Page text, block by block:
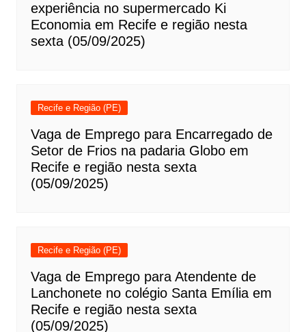
experiência no supermercado Ki
Economia em Recife e região nesta
sexta (05/09/2025)
Recife e Região (PE)
Vaga de Emprego para Encarregado de
Setor de Frios na padaria Globo em
Recife e região nesta sexta
(05/09/2025)
Recife e Região (PE)
Vaga de Emprego para Atendente de
Lanchonete no colégio Santa Emília em
Recife e região nesta sexta
(05/09/2025)